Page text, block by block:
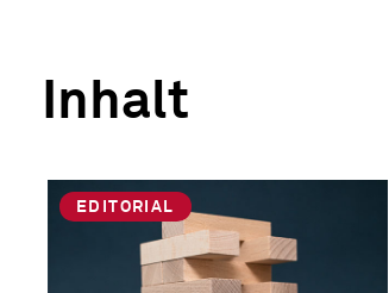
Inhalt
EDITORIAL